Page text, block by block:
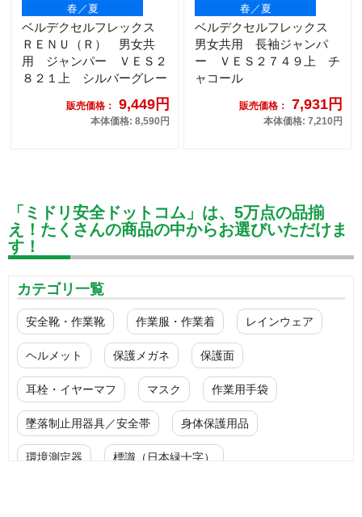
春／夏
ベルデクセルフレックス
ＲＥＮＵ（Ｒ） 男女共
用 ジャンパー ＶＥＳ２
８２１上 シルバーグレー
販売価格： 9,449円
本体価格: 8,590円
春／夏
ベルデクセルフレックス
男女共用 長袖ジャンパ
ー ＶＥＳ２７４９上 チ
ャコール
販売価格： 7,931円
本体価格: 7,210円
「ミドリ安全ドットコム」は、5万点の品揃
え！たくさんの商品の中からお選びいただけま
す！
カテゴリ一覧
安全靴・作業靴 作業服・作業着 レインウェア
ヘルメット 保護メガネ 保護面
耳栓・イヤーマフ マスク 作業用手袋
墜落制止用器具／安全帯 身体保護用品
環境測定器 標識（日本緑十字）